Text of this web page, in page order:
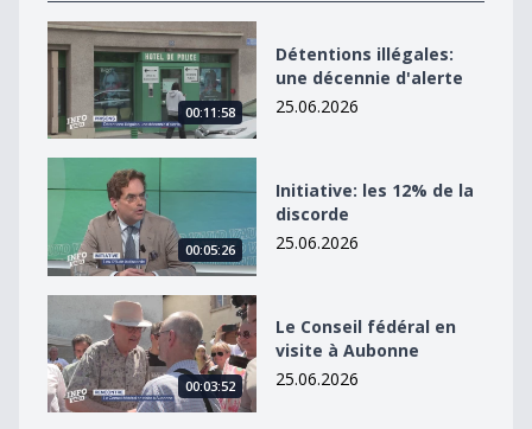
Détentions illégales: une décennie d&#039;alerte
00:11:58
Détentions illégales:
une décennie d'alerte
25.06.2026
Initiative: les 12% de la discorde
00:05:26
Initiative: les 12% de la
discorde
25.06.2026
Le Conseil fédéral en visite à Aubonne
00:03:52
Le Conseil fédéral en
visite à Aubonne
25.06.2026